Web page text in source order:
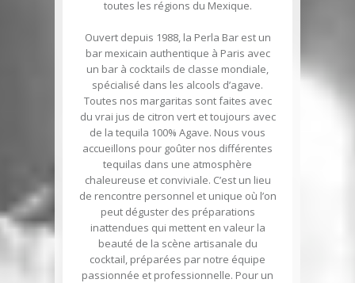
toutes les régions du Mexique.
Ouvert depuis 1988, la Perla Bar est un
bar mexicain authentique à Paris avec
un bar à cocktails de classe mondiale,
spécialisé dans les alcools d’agave.
Toutes nos margaritas sont faites avec
du vrai jus de citron vert et toujours avec
de la tequila 100% Agave. Nous vous
accueillons pour goûter nos différentes
tequilas dans une atmosphère
chaleureuse et conviviale. C’est un lieu
de rencontre personnel et unique où l’on
peut déguster des préparations
inattendues qui mettent en valeur la
beauté de la scène artisanale du
cocktail, préparées par notre équipe
passionnée et professionnelle. Pour un